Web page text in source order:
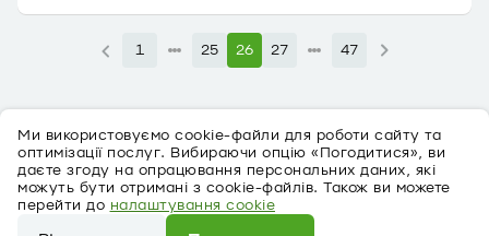
Ми використовуємо cookie-файли для роботи сайту та
оптимізації послуг. Вибираючи опцію «Погодитися», ви
даєте згоду на опрацювання персональних даних, які
можуть бути отримані з cookie-файлів. Також ви можете
перейти до налаштування cookie
1 25 26 27 47